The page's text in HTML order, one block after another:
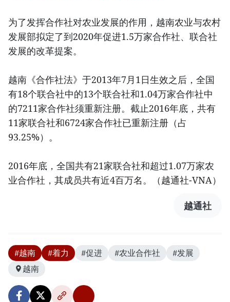
为了发挥合作社对农业发展的作用，越南农业与农村
发展部拟定了到2020年促进1.5万家合作社、联合社
发展的改革提案。
越南《合作社法》于2013年7月1日生效之后，全国
有18个联合社中的13个联合社和1.04万家合作社中
的7211家合作社须重新注册。截止2016年底，共有
11家联合社和6724家合作社已重新注册（占
93.25%）。
2016年底，全国共有21家联合社和超过1.07万家农
业合作社，其成员共有近4百万名。（越通社-VNA）
越通社
#越南 #着力 #促进 #农业合作社
#发展
越南